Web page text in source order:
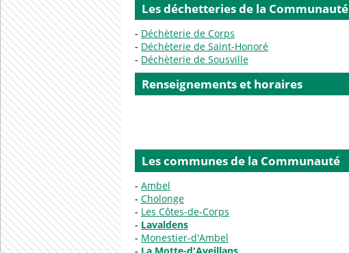
Les déchetteries de la Communauté
Déchèterie de Corps
Déchèterie de Saint-Honoré
Déchèterie de Sousville
Renseignements et horaires
Les communes de la Communauté
Ambel
Cholonge
Les Côtes-de-Corps
Lavaldens
Monestier-d'Ambel
La Motte-d'Aveillans